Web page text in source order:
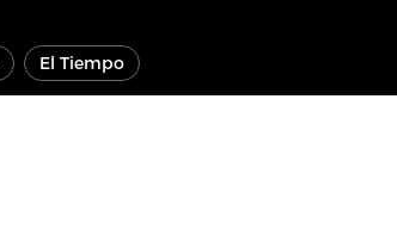
El Tiempo